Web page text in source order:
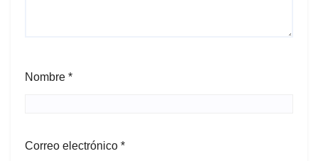
Nombre *
Correo electrónico *